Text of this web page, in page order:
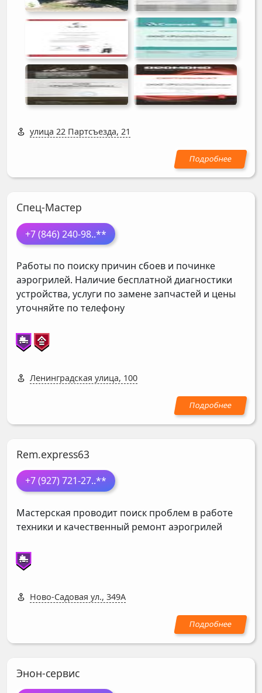
улица 22 Партсъезда, 21
Спец-Мастер
+7 (846) 240-98..**
Работы по поиску причин сбоев и починке
аэрогрилей. Наличие бесплатной диагностики
устройства, услуги по замене запчастей и цены
уточняйте по телефону
Ленинградская улица, 100
Rem.express63
+7 (927) 721-27..**
Мастерская проводит поиск проблем в работе
техники и качественный ремонт аэрогрилей
Ново-Садовая ул., 349А
Энон-сервис